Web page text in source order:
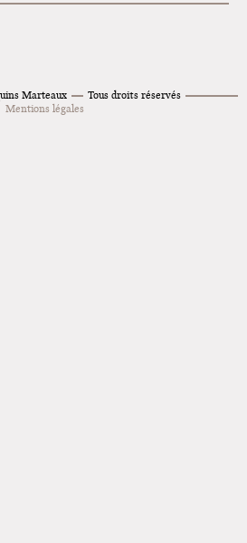
Marteaux
Tous droits réservés
Mentions légales
de